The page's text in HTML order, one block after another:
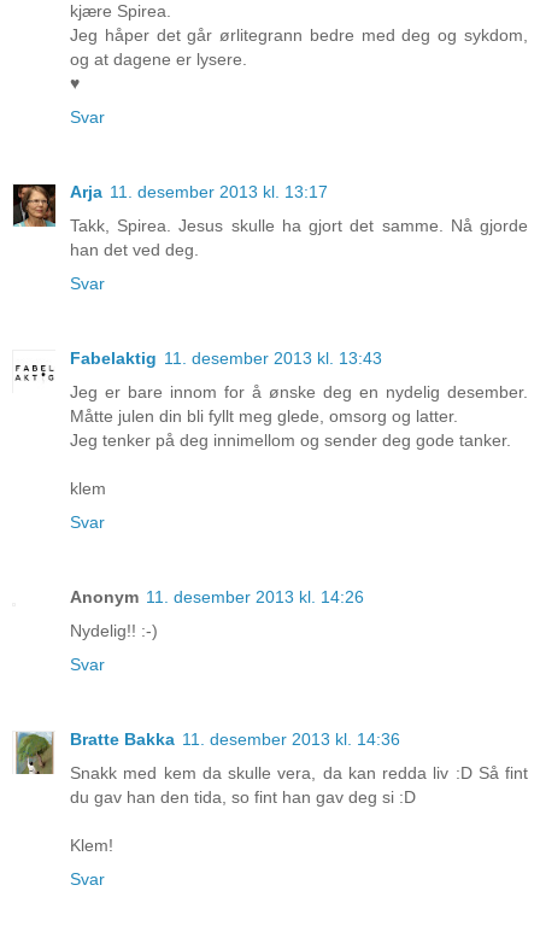
kjære Spirea.
Jeg håper det går ørlitegrann bedre med deg og sykdom,
og at dagene er lysere.
♥
Svar
Arja 11. desember 2013 kl. 13:17
Takk, Spirea. Jesus skulle ha gjort det samme. Nå gjorde
han det ved deg.
Svar
Fabelaktig 11. desember 2013 kl. 13:43
Jeg er bare innom for å ønske deg en nydelig desember.
Måtte julen din bli fyllt meg glede, omsorg og latter.
Jeg tenker på deg innimellom og sender deg gode tanker.
klem
Svar
Anonym 11. desember 2013 kl. 14:26
Nydelig!! :-)
Svar
Bratte Bakka 11. desember 2013 kl. 14:36
Snakk med kem da skulle vera, da kan redda liv :D Så fint
du gav han den tida, so fint han gav deg si :D
Klem!
Svar